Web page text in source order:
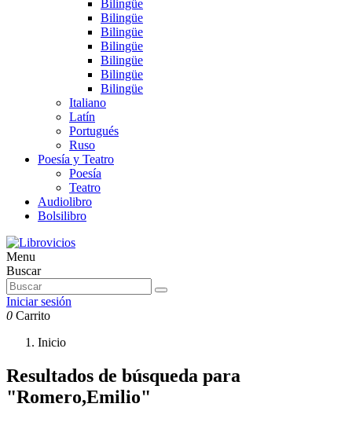
Bilingüe
Bilingüe
Bilingüe
Bilingüe
Bilingüe
Bilingüe
Bilingüe
Italiano
Latín
Portugués
Ruso
Poesía y Teatro
Poesía
Teatro
Audiolibro
Bolsilibro
Menu
Buscar
Iniciar sesión
0 Carrito
Inicio
Resultados de búsqueda para
"Romero,Emilio"